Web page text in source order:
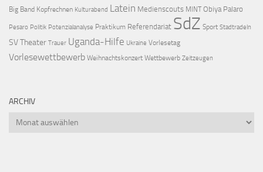
Big Band Kopfrechnen Kulturabend Latein Medienscouts MINT Obiya Palaro
Pesaro Politik Potenzialanalyse Praktikum Referendariat SdZ Sport Stadtradeln
SVTheater Trauer Uganda-Hilfe Ukraine Vorlesetag
Vorlesewettbewerb Weihnachtskonzert Wettbewerb Zeitzeugen
ARCHIV